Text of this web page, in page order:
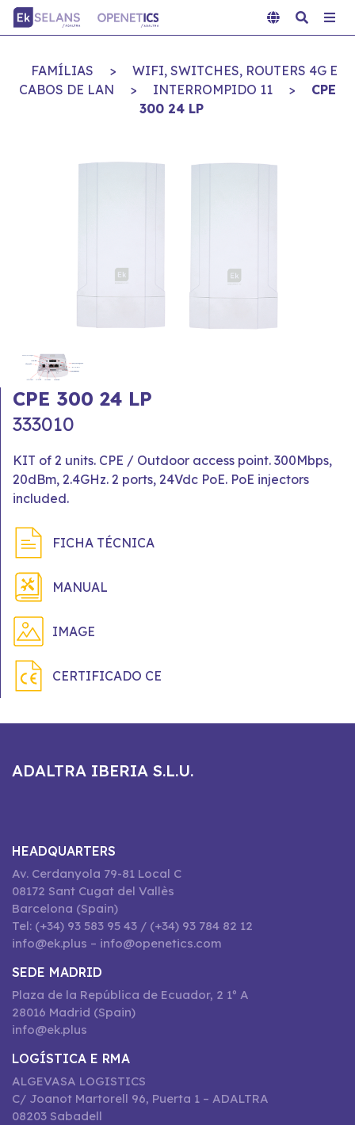
FAMÍLIAS >
WIFI, SWITCHES, ROUTERS 4G E
CABOS DE LAN
> INTERROMPIDO 11 >
CPE
300 24 LP
CPE 300 24 LP
333010
KIT of 2 units. CPE / Outdoor access point. 300Mbps,
20dBm, 2.4GHz. 2 ports, 24Vdc PoE. PoE injectors
included.
FICHA TÉCNICA
MANUAL
IMAGE
CERTIFICADO CE
ADALTRA IBERIA S.L.U.
HEADQUARTERS
Av. Cerdanyola 79-81 Local C
08172 Sant Cugat del Vallès
Barcelona (Spain)
Tel: (+34) 93 583 95 43 / (+34) 93 784 82 12
info@ek.plus – info@openetics.com
SEDE MADRID
Plaza de la República de Ecuador, 2 1º A
28016 Madrid (Spain)
info@ek.plus
LOGÍSTICA E RMA
ALGEVASA LOGISTICS
C/ Joanot Martorell 96, Puerta 1 – ADALTRA
08203 Sabadell